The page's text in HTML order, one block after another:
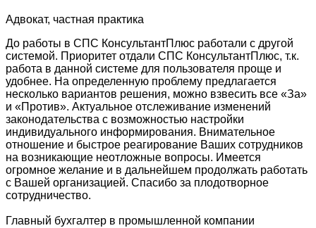
Адвокат, частная практика
До работы в СПС КонсультантПлюс работали с другой
системой. Приоритет отдали СПС КонсультантПлюс, т.к.
работа в данной системе для пользователя проще и
удобнее. На определенную проблему предлагается
несколько вариантов решения, можно взвесить все «За»
и «Против». Актуальное отслеживание изменений
законодательства с возможностью настройки
индивидуального информирования. Внимательное
отношение и быстрое реагирование Ваших сотрудников
на возникающие неотложные вопросы. Имеется
огромное желание и в дальнейшем продолжать работать
с Вашей организацией. Спасибо за плодотворное
сотрудничество.
Главный бухгалтер в промышленной компании